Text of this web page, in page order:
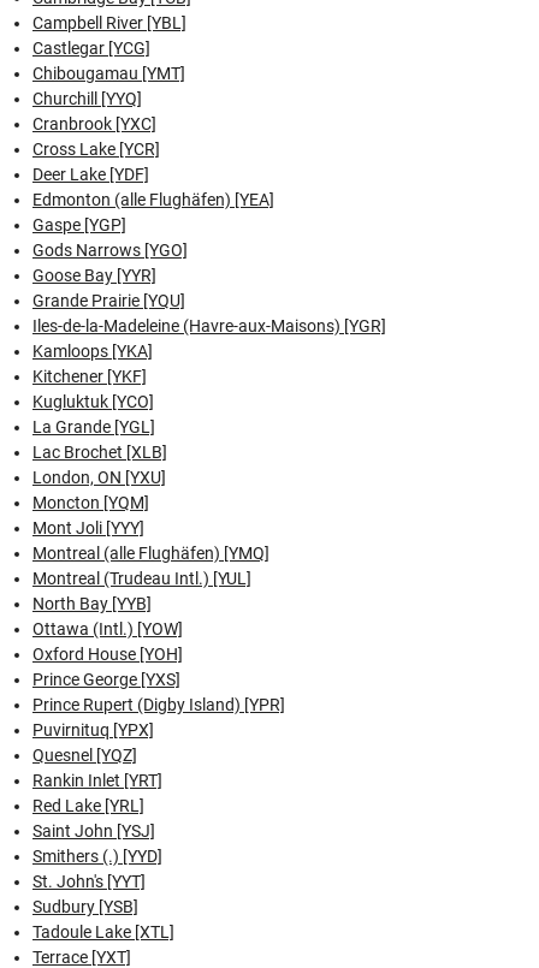
Campbell River [YBL]
Castlegar [YCG]
Chibougamau [YMT]
Churchill [YYQ]
Cranbrook [YXC]
Cross Lake [YCR]
Deer Lake [YDF]
Edmonton (alle Flughäfen) [YEA]
Gaspe [YGP]
Gods Narrows [YGO]
Goose Bay [YYR]
Grande Prairie [YQU]
Iles-de-la-Madeleine (Havre-aux-Maisons) [YGR]
Kamloops [YKA]
Kitchener [YKF]
Kugluktuk [YCO]
La Grande [YGL]
Lac Brochet [XLB]
London, ON [YXU]
Moncton [YQM]
Mont Joli [YYY]
Montreal (alle Flughäfen) [YMQ]
Montreal (Trudeau Intl.) [YUL]
North Bay [YYB]
Ottawa (Intl.) [YOW]
Oxford House [YOH]
Prince George [YXS]
Prince Rupert (Digby Island) [YPR]
Puvirnituq [YPX]
Quesnel [YQZ]
Rankin Inlet [YRT]
Red Lake [YRL]
Saint John [YSJ]
Smithers (.) [YYD]
St. John's [YYT]
Sudbury [YSB]
Tadoule Lake [XTL]
Terrace [YXT]